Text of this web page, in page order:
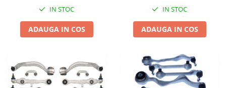
Covor moto
Accesorii moto
Antifurt
Huse moto
Suporti si kituri montaj topcase
IN STOC
ADAUGA IN COS
IN STOC
ADAUGA IN COS